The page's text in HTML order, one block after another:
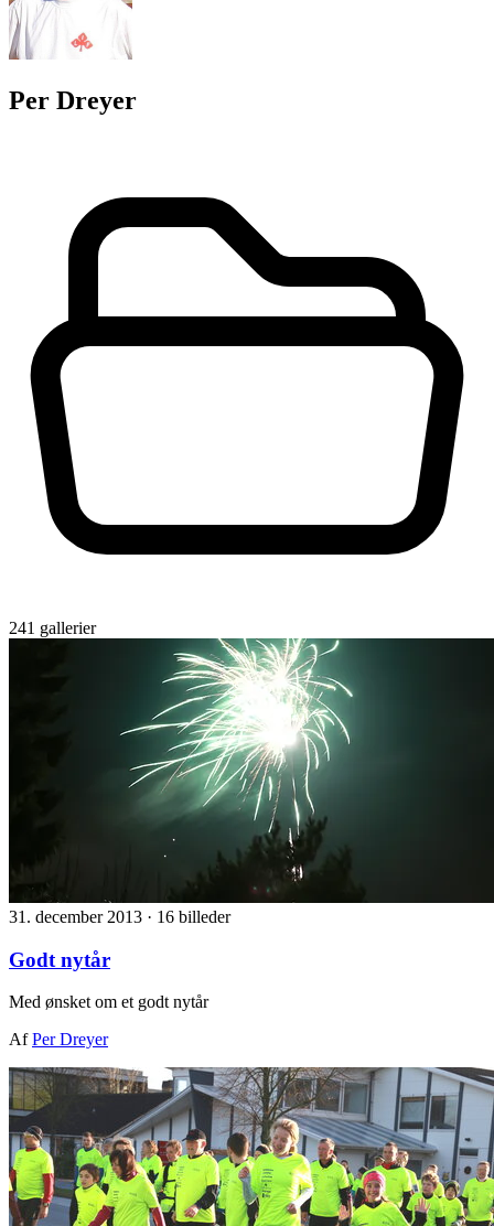
Per Dreyer
241 gallerier
31. december 2013 · 16 billeder
Godt nytår
Med ønsket om et godt nytår
AfPer Dreyer